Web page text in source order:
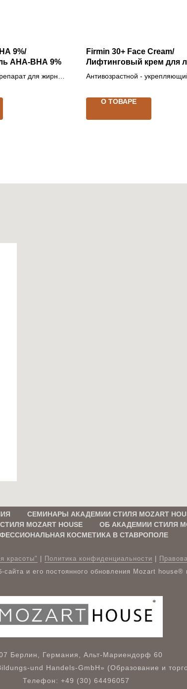
9%/
АНА-ВНА 9%
для жирной
Firmin 30+ Face Cream/
Лифтинговый крем для
"Фирмин 30+"
Антивозрастной -
О ТОВАРЕ
СЕМИНАРЫ АКАДЕМИИ СТИЛЯ MOZART
MOZART HOUSE
ОБ АКАДЕМИИ СТИЛЯ
КОСМЕТИКА В СТАВРОПОЛЕ
красоты" Политика конфиденциальности
и его постоянного обновления Mozart house®
Берлин, Германия, Альт-Мариендорф 60
und Handels-GmbH» (Образование и
Телефон: +49 (30) 64496057